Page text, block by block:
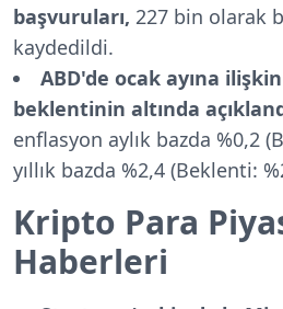
başvuruları, 227 bin olarak
kaydedildi.
ABD'de ocak ayına
beklentinin altında
enflasyon aylık bazda %0,2
yıllık bazda %2,4 (Beklenti:
Kripto Para
Haberleri